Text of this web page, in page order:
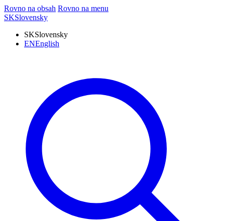
Rovno na obsah Rovno na menu
SKSlovensky
SKSlovensky
ENEnglish